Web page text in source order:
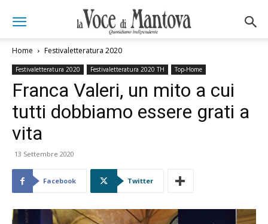
Home Festivaletteratura 2020
Festivaletteratura 2020 Festivaletteratura 2020 TH Top-Home
Franca Valeri, un mito a cui
tutti dobbiamo essere grati a
vita
13 Settembre 2020
Facebook Twitter